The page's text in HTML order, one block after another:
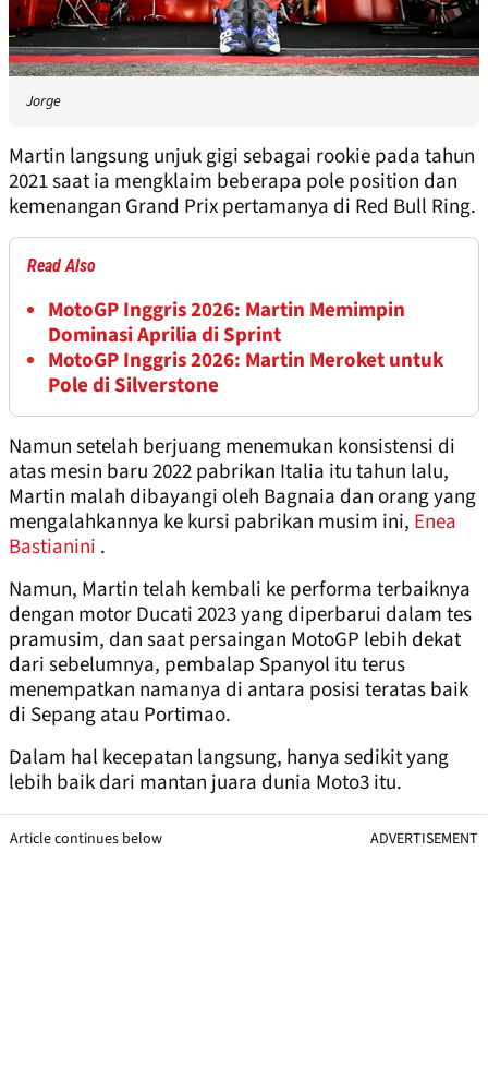
Jorge
Martin langsung unjuk gigi sebagai rookie pada tahun
2021 saat ia mengklaim beberapa pole position dan
kemenangan Grand Prix pertamanya di Red Bull Ring.
Read Also
MotoGP Inggris 2026: Martin Memimpin
Dominasi Aprilia di Sprint
MotoGP Inggris 2026: Martin Meroket untuk
Pole di Silverstone
Namun setelah berjuang menemukan konsistensi di
atas mesin baru 2022 pabrikan Italia itu tahun lalu,
Martin malah dibayangi oleh Bagnaia dan orang yang
mengalahkannya ke kursi pabrikan musim ini, Enea
Bastianini .
Namun, Martin telah kembali ke performa terbaiknya
dengan motor Ducati 2023 yang diperbarui dalam tes
pramusim, dan saat persaingan MotoGP lebih dekat
dari sebelumnya, pembalap Spanyol itu terus
menempatkan namanya di antara posisi teratas baik
di Sepang atau Portimao.
Dalam hal kecepatan langsung, hanya sedikit yang
lebih baik dari mantan juara dunia Moto3 itu.
Article continues below ADVERTISEMENT